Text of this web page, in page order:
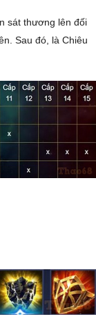
sát thương lên đối
Sau đó, là Chiêu